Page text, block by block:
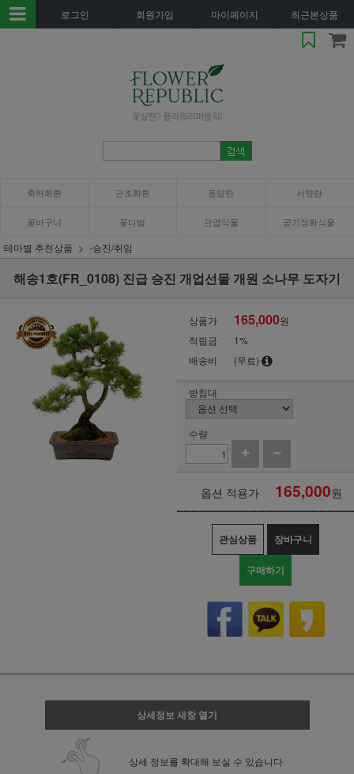
로그인 회원가입 마이페이지 최근본상품
축하화환 근조화환 동양란 서양란
꽃바구니 꽃다발 관엽식물 공기정화식물
테마별 추천상품 -승진/취임
해송1호(FR_0108) 진급 승진 개업선물 개원 소나무 도자기
상품가 165,000원
적립금
1%
배송비
(무료)
받침대
수량
옵션 적용가 165,000원
관심상품 장바구니
구매하기
상세정보 새창 열기
상세 정보를 확대해 보실 수 있습니다.